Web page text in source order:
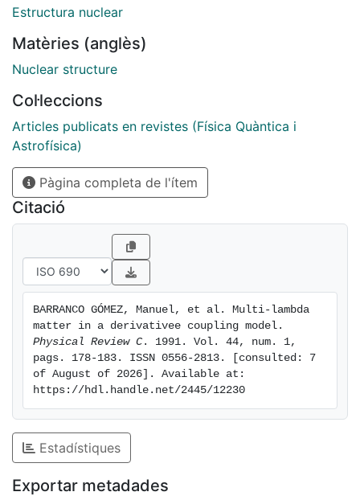
effective Lagrangian.
Estructura nuclear
Matèries (anglès)
Nuclear structure
Col·leccions
Articles publicats en revistes (Física Quàntica i
Astrofísica)
Pàgina completa de l'ítem
Citació
BARRANCO GÓMEZ, Manuel, et al. Multi-lambda
Physical Review C . 1991. Vol. 44, num. 1,
pags. 178-183. ISSN 0556-2813. [consulted: 7
of August of 2026]. Available at:
https://hdl.handle.net/2445/12230
Estadístiques
Exportar metadades